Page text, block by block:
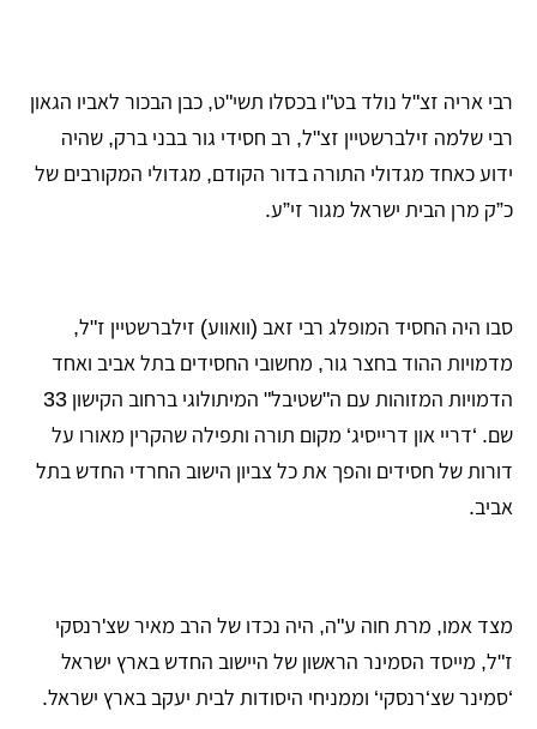
רבי אריה זצ"ל נולד בט"ו בכסלו תשי"ט, כבן הבכור לאביו הגאון
רבי שלמה זילברשטיין זצ"ל, רב חסידי גור בבני ברק, שהיה
ידוע כאחד מגדולי התורה בדור הקודם, מגדולי המקורבים של
כ”ק מרן הבית ישראל מגור זי”ע.
סבו היה החסיד המופלג רבי זאב (וואווע) זילברשטיין ז"ל,
מדמויות ההוד בחצר גור, מחשובי החסידים בתל אביב ואחד
הדמויות המזוהות עם ה"שטיבל" המיתולוגי ברחוב הקישון 33
שם. ‘דריי און דרייסיג‘ מקום תורה ותפילה שהקרין מאורו על
דורות של חסידים והפך את כל צביון הישוב החרדי החדש בתל
אביב.
מצד אמו, מרת חוה ע"ה, היה נכדו של הרב מאיר שצ'רנסקי
ז"ל, מייסד הסמינר הראשון של היישוב החדש בארץ ישראל
‘סמינר שצ‘רנסקי‘ וממניחי היסודות לבית יעקב בארץ ישראל.